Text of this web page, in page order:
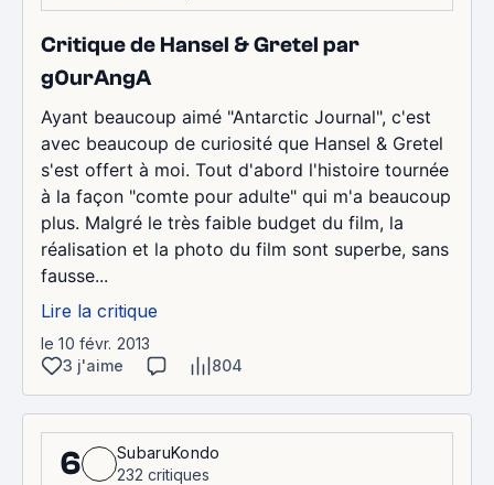
Critique de Hansel & Gretel par
g0urAngA
Ayant beaucoup aimé "Antarctic Journal", c'est
avec beaucoup de curiosité que Hansel & Gretel
s'est offert à moi. Tout d'abord l'histoire tournée
à la façon "comte pour adulte" qui m'a beaucoup
plus. Malgré le très faible budget du film, la
réalisation et la photo du film sont superbe, sans
fausse...
Lire la critique
le 10 févr. 2013
3 j'aime
804
6
SubaruKondo
232 critiques